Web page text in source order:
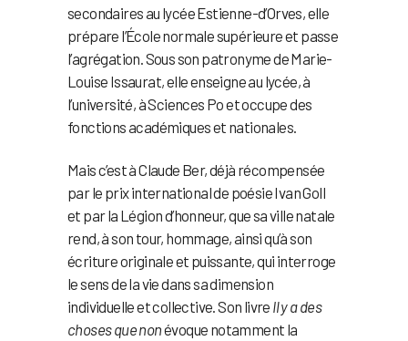
secondaires au lycée Estienne-d’Orves, elle
prépare l’École normale supérieure et passe
l’agrégation. Sous son patronyme de Marie-
Louise Issaurat, elle enseigne au lycée, à
l’université, à Sciences Po et occupe des
fonctions académiques et nationales.
Mais c’est à Claude Ber, déjà récompensée
par le prix international de poésie Ivan Goll
et par la Légion d’honneur, que sa ville natale
rend, à son tour, hommage, ainsi qu’à son
écriture originale et puissante, qui interroge
le sens de la vie dans sa dimension
individuelle et collective. Son livre Il y a des
choses que nonévoque notamment la